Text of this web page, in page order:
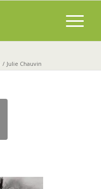
/ Julie Chauvin